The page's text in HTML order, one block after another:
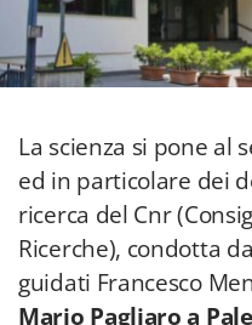
La scienza si pone al
ed in particolare dei
ricerca del Cnr
Ricerche), condotta
guidati Francesco
Mario Pagliaro a